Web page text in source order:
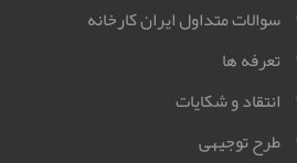
سوالات متداول ایران کارخانه
تعرفه ها
انتقاد و شکایات
طرح توجیهی